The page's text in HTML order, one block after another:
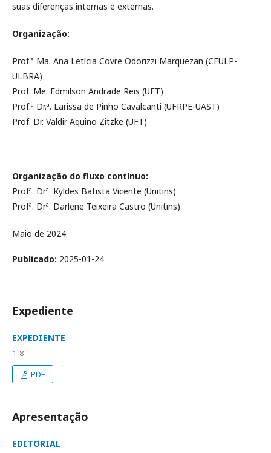
suas diferenças internas e externas.
Organização:
Prof.ª Ma. Ana Letícia Covre Odorizzi Marquezan (CEULP-
ULBRA)
Prof. Me. Edmilson Andrade Reis (UFT)
Prof.ª Dr.ª. Larissa de Pinho Cavalcanti (UFRPE-UAST)
Prof. Dr. Valdir Aquino Zitzke (UFT)
Organização do fluxo contínuo:
Profª. Drª. Kyldes Batista Vicente (Unitins)
Profª. Drª. Darlene Teixeira Castro (Unitins)
Maio de 2024.
Publicado: 2025-01-24
Expediente
EXPEDIENTE
1-8
PDF
Apresentação
EDITORIAL